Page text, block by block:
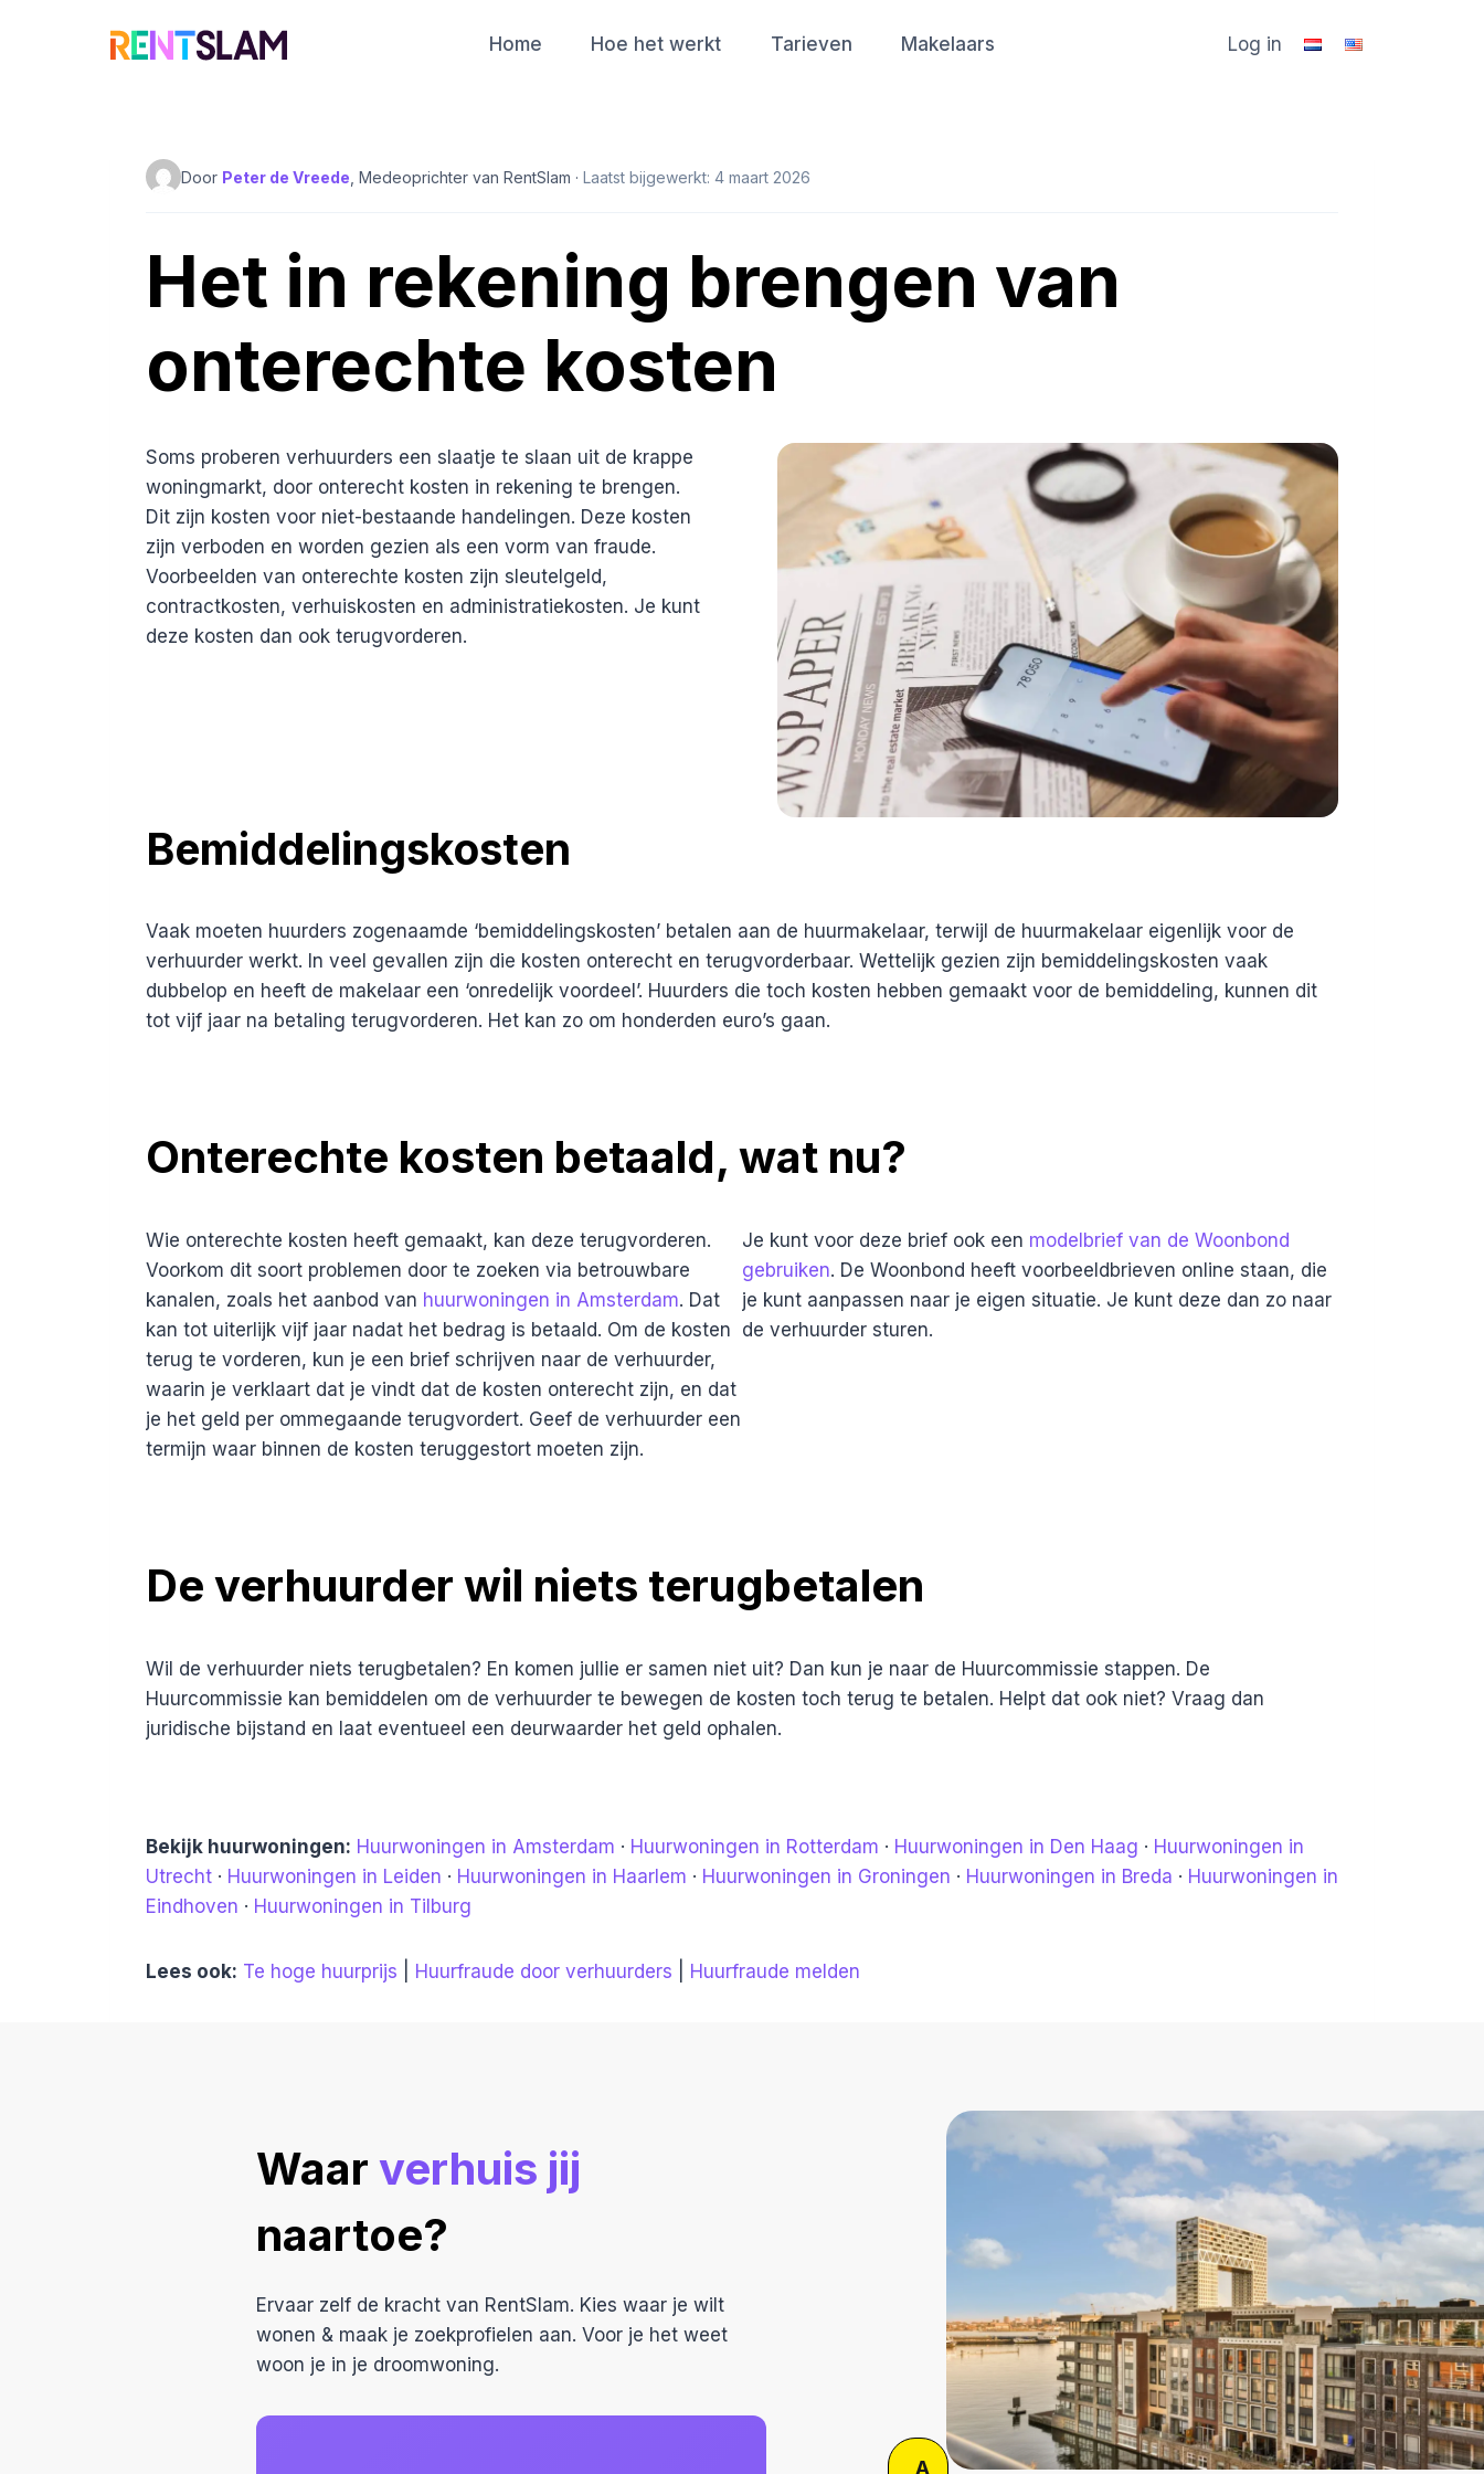
Home Hoe het werkt Tarieven Makelaars Log in
Door Peter de Vreede , Medeoprichter van RentSlam · Laatst bijgewerkt: 4 maart 2026
Het in rekening brengen van
onterechte kosten
Soms proberen verhuurders een slaatje te slaan uit de krappe
woningmarkt, door onterecht kosten in rekening te brengen.
Dit zijn kosten voor niet-bestaande handelingen. Deze kosten
zijn verboden en worden gezien als een vorm van fraude.
Voorbeelden van onterechte kosten zijn sleutelgeld,
contractkosten, verhuiskosten en administratiekosten. Je kunt
deze kosten dan ook terugvorderen.
Bemiddelingskosten
Vaak moeten huurders zogenaamde ‘bemiddelingskosten’ betalen aan de huurmakelaar, terwijl de huurmakelaar eigenlijk voor de
verhuurder werkt. In veel gevallen zijn die kosten onterecht en terugvorderbaar. Wettelijk gezien zijn bemiddelingskosten vaak
dubbelop en heeft de makelaar een ‘onredelijk voordeel’. Huurders die toch kosten hebben gemaakt voor de bemiddeling, kunnen dit
tot vijf jaar na betaling terugvorderen. Het kan zo om honderden euro’s gaan.
Onterechte kosten betaald, wat nu?
Wie onterechte kosten heeft gemaakt, kan deze terugvorderen.
Voorkom dit soort problemen door te zoeken via betrouwbare
kanalen, zoals het aanbod van huurwoningen in Amsterdam. Dat
kan tot uiterlijk vijf jaar nadat het bedrag is betaald. Om de kosten
terug te vorderen, kun je een brief schrijven naar de verhuurder,
waarin je verklaart dat je vindt dat de kosten onterecht zijn, en dat
je het geld per ommegaande terugvordert. Geef de verhuurder een
termijn waar binnen de kosten teruggestort moeten zijn.
Je kunt voor deze brief ook een modelbrief van de Woonbond
gebruiken. De Woonbond heeft voorbeeldbrieven online staan, die
je kunt aanpassen naar je eigen situatie. Je kunt deze dan zo naar
de verhuurder sturen.
De verhuurder wil niets terugbetalen
Wil de verhuurder niets terugbetalen? En komen jullie er samen niet uit? Dan kun je naar de Huurcommissie stappen. De
Huurcommissie kan bemiddelen om de verhuurder te bewegen de kosten toch terug te betalen. Helpt dat ook niet? Vraag dan
juridische bijstand en laat eventueel een deurwaarder het geld ophalen.
Bekijk huurwoningen: Huurwoningen in Amsterdam · Huurwoningen in Rotterdam · Huurwoningen in Den Haag · Huurwoningen in
Utrecht · Huurwoningen in Leiden · Huurwoningen in Haarlem · Huurwoningen in Groningen · Huurwoningen in Breda · Huurwoningen in
Eindhoven · Huurwoningen in Tilburg
Lees ook: Te hoge huurprijs Huurfraude door verhuurders Huurfraude melden
Waar verhuis jij
naartoe?
Ervaar zelf de kracht van RentSlam. Kies waar je wilt
wonen & maak je zoekprofielen aan. Voor je het weet
woon je in je droomwoning.
A